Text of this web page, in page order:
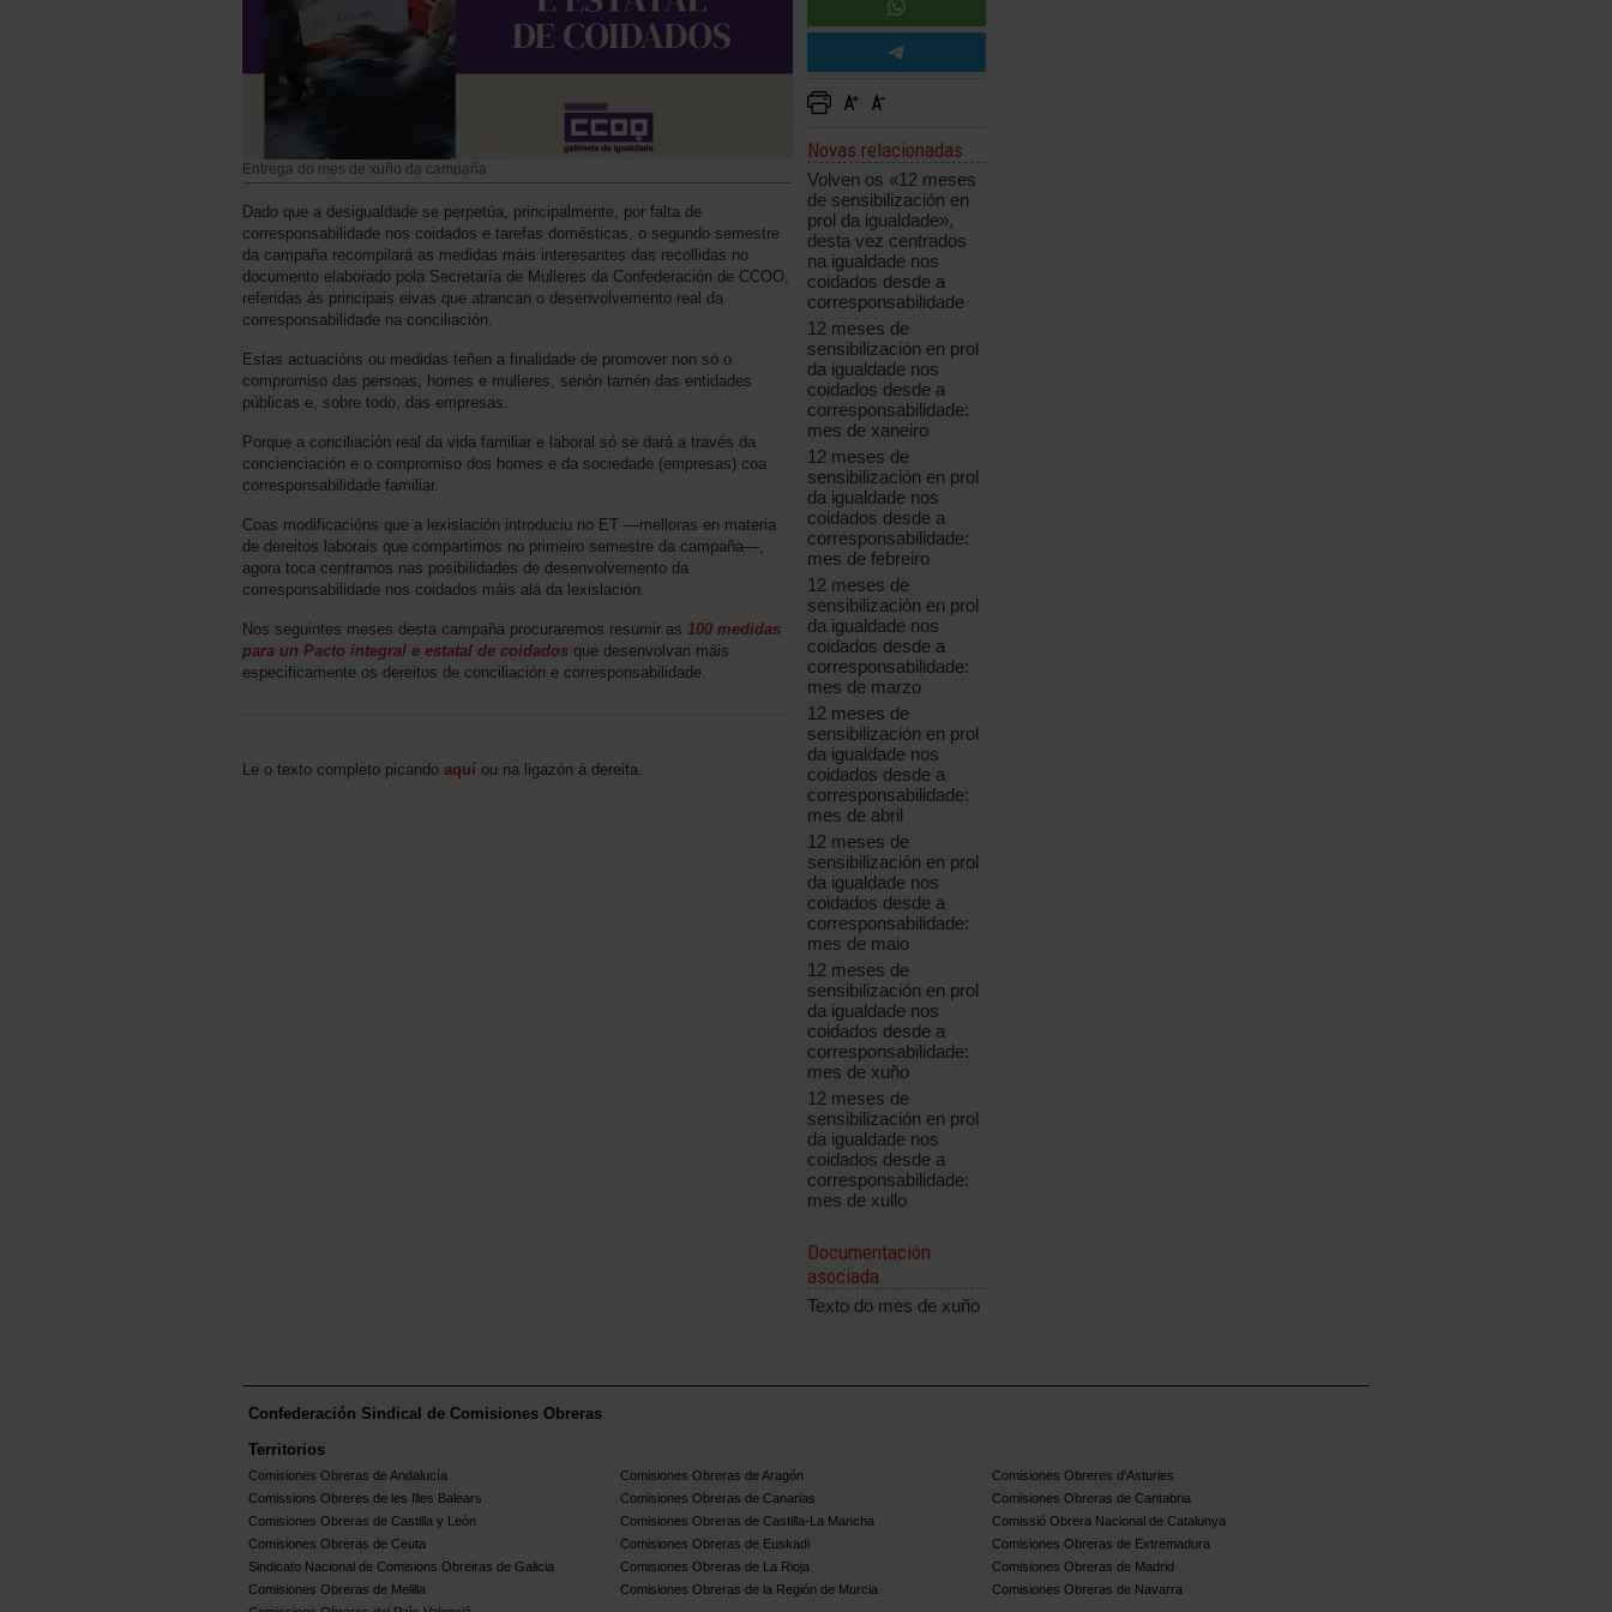
Entrega do mes de xuño da campaña
Dado que a desigualdade se perpetúa, principalmente, por falta de
corresponsabilida­de nos coidados e tarefas domésticas, o segundo semestre
da campaña recompilará as medidas máis interesantes das recollidas no
documento elaborado pola Secretaría de Mulleres da Confederación de CCOO,
referidas ás principais eivas que atrancan o de­senvolvemento real da
corresponsabilidade na conciliación.
Estas actuacións ou medidas teñen a finalidade de promover non só o
compromiso das persoas, homes e mulleres, senón tamén das entidades
públicas e, sobre todo, das empresas.
Porque a conciliación real da vida familiar e laboral só se dará a través da
conciencia­ción e o compromiso dos homes e da sociedade (empresas) coa
corresponsabilidade familiar.
Coas modificacións que a lexislación introduciu no ET —melloras en materia
de dereitos laborais que compartimos no primeiro semestre da campaña—,
agora toca centrarnos nas posibilidades de desenvolvemento da
corresponsabilidade nos coidados máis alá da lexislación.
Nos seguintes meses desta campaña procuraremos resumir as 100 medidas
para un Pacto integral e estatal de coidados que desenvolvan máis
especificamente os dereitos de conciliación e corresponsabilidade.
Le o texto completo picando aquí ou na ligazón á dereita.
Novas relacionadas
Volven os «12 meses
de sensibilización en
prol da igualdade»,
desta vez centrados
na igualdade nos
coidados desde a
corresponsabilidade
12 meses de
sensibilización en prol
da igualdade nos
coidados desde a
corresponsabilidade:
mes de xaneiro
12 meses de
sensibilización en prol
da igualdade nos
coidados desde a
corresponsabilidade:
mes de febreiro
12 meses de
sensibilización en prol
da igualdade nos
coidados desde a
corresponsabilidade:
mes de marzo
12 meses de
sensibilización en prol
da igualdade nos
coidados desde a
corresponsabilidade:
mes de abril
12 meses de
sensibilización en prol
da igualdade nos
coidados desde a
corresponsabilidade:
mes de maio
12 meses de
sensibilización en prol
da igualdade nos
coidados desde a
corresponsabilidade:
mes de xuño
12 meses de
sensibilización en prol
da igualdade nos
coidados desde a
corresponsabilidade:
mes de xullo
Documentación
asociada
Texto do mes de xuño
Confederación Sindical de Comisiones Obreras
Territorios
Comisiones Obreras de Andalucía Comisiones Obreras de Aragón
Comisiones Obreres d'Asturies
Comissions Obreres de les Illes Balears
Comisiones Obreras de Canarias
Comisiones Obreras de Cantabria
Comisiones Obreras de Castilla y León
Comisiones Obreras de Castilla-La Mancha
Comissió Obrera Nacional de Catalunya
Comisiones Obreras de Ceuta
Comisiones Obreras de Euskadi
Comisiones Obreras de Extremadura
Sindicato Nacional de Comisions Obreiras de Galicia
Comisiones Obreras de La Rioja
Comisiones Obreras de Madrid
Comisiones Obreras de Melilla
Comisiones Obreras de la Región de Murcia
Comisiones Obreras de Navarra